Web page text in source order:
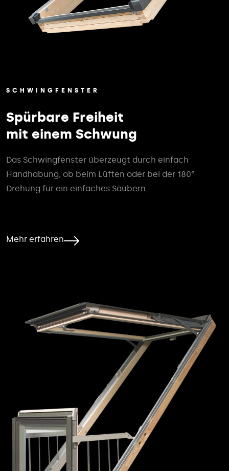
SCHWINGFENSTER
Spürbare Freiheit
mit einem Schwung
Das Schwingfenster überzeugt durch einfach
Handhabung, ob beim Lüften oder bei der 180°
Drehung für ein einfaches Säubern.
Mehr erfahren